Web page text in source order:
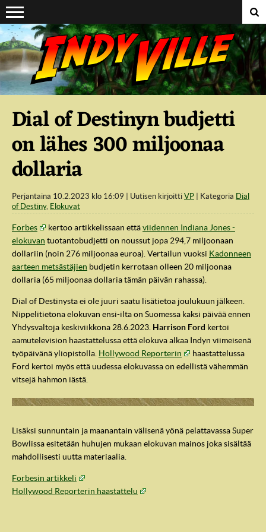
Suoraan sisältöön
IndyVille
Dial of Destinyn budjetti
on lähes 300 miljoonaa
dollaria
Perjantaina 10.2.2023 klo 16:09 Uutisen kirjoitti VP Kategoria Dial
of Destiny, Elokuvat
Forbes kertoo artikkelissaan ettäviidennen Indiana Jones -
elokuvan tuotantobudjetti on noussut jopa 294,7 miljoonaan
dollariin (noin 276 miljoonaa euroa). Vertailun vuoksi Kadonneen
aarteen metsästäjien budjetin kerrotaan olleen 20 miljoonaa
dollaria (65 miljoonaa dollaria tämän päivän rahassa).
Dial of Destinysta ei ole juuri saatu lisätietoa joulukuun jälkeen.
Nippelitietona elokuvan ensi-ilta on Suomessa kaksi päivää ennen
Yhdysvaltoja keskiviikkona 28.6.2023. Harrison Ford kertoi
aamutelevision haastattelussa että elokuva alkaa Indyn viimeisenä
työpäivänä yliopistolla. Hollywood Reporterin
haastattelussa
Ford kertoi myös että uudessa elokuvassa on edellistä vähemmän
vitsejä hahmon iästä.
Lisäksi sunnuntain ja maanantain välisenä yönä pelattavassa Super
Bowlissa esitetään huhujen mukaan elokuvan mainos joka sisältää
mahdollisesti uutta materiaalia.
Forbesin artikkeli
Hollywood Reporterin haastattelu